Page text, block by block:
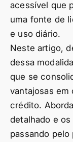
acessível que
uma fonte de
e uso diário.
Neste artigo,
dessa
que se
vantajosas em
crédito.
detalhado e
passando